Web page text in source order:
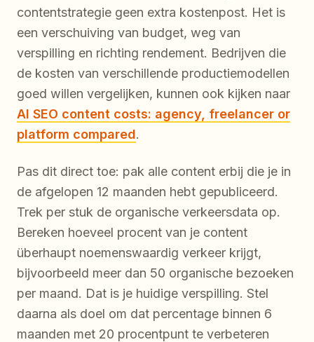
contentstrategie geen extra kostenpost. Het is
een verschuiving van budget, weg van
verspilling en richting rendement. Bedrijven die
de kosten van verschillende productiemodellen
goed willen vergelijken, kunnen ook kijken naar
AI SEO content costs: agency, freelancer or
platform compared.
Pas dit direct toe: pak alle content erbij die je in
de afgelopen 12 maanden hebt gepubliceerd.
Trek per stuk de organische verkeersdata op.
Bereken hoeveel procent van je content
überhaupt noemenswaardig verkeer krijgt,
bijvoorbeeld meer dan 50 organische bezoeken
per maand. Dat is je huidige verspilling. Stel
daarna als doel om dat percentage binnen 6
maanden met 20 procentpunt te verbeteren